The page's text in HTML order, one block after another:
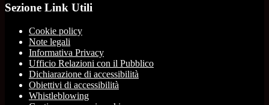
Sezione Link Utili
Cookie policy
Note legali
Informativa Privacy
Ufficio Relazioni con il Pubblico
Dichiarazione di accessibilità
Obiettivi di accessibilità
Whistleblowing